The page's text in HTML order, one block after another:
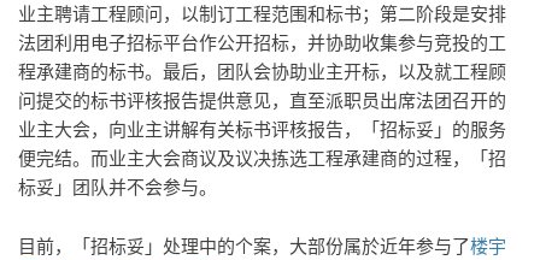
业主聘请工程顾问，以制订工程范围和标书；第二阶段是安排
法团利用电子招标平台作公开招标，并协助收集参与竞投的工
程承建商的标书。最后，团队会协助业主开标，以及就工程顾
问提交的标书评核报告提供意见，直至派职员出席法团召开的
业主大会，向业主讲解有关标书评核报告，「招标妥」的服务
便完结。而业主大会商议及议决拣选工程承建商的过程，「招
标妥」团队并不会参与。
目前，「招标妥」处理中的个案，大部份属於近年参与了楼宇